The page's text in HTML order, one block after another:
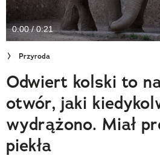
Newsletter
Cuda Polski
Wielki Konkurs Fotograficzny
Trendbook Podróżniczy
Polecane
0:00 / 0:21
Przyroda
Odwiert kolski to
otwór, jaki
wydrążono. Miał
piekła